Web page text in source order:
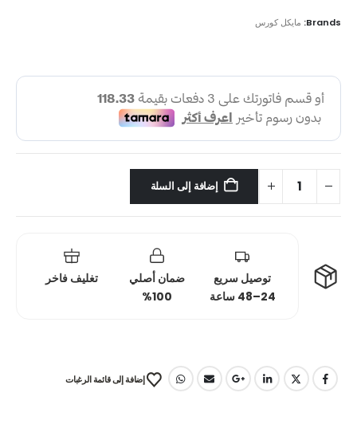
Brands: مايكل كورس
إضافة إلى السلة
توصيل سريع
24–48 ساعة
ضمان أصلي
100%
تغليف فاخر
إضافة إلى قائمة الرغبات